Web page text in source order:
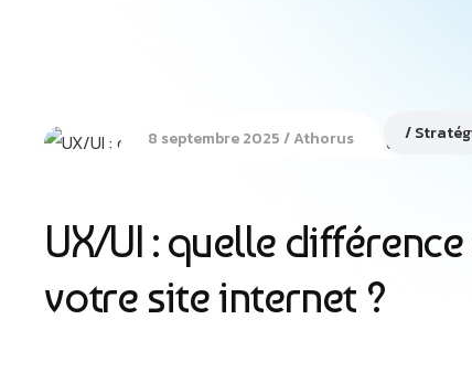
8 septembre 2025 Athorus
UX/UI : quelle
votre site internet ?